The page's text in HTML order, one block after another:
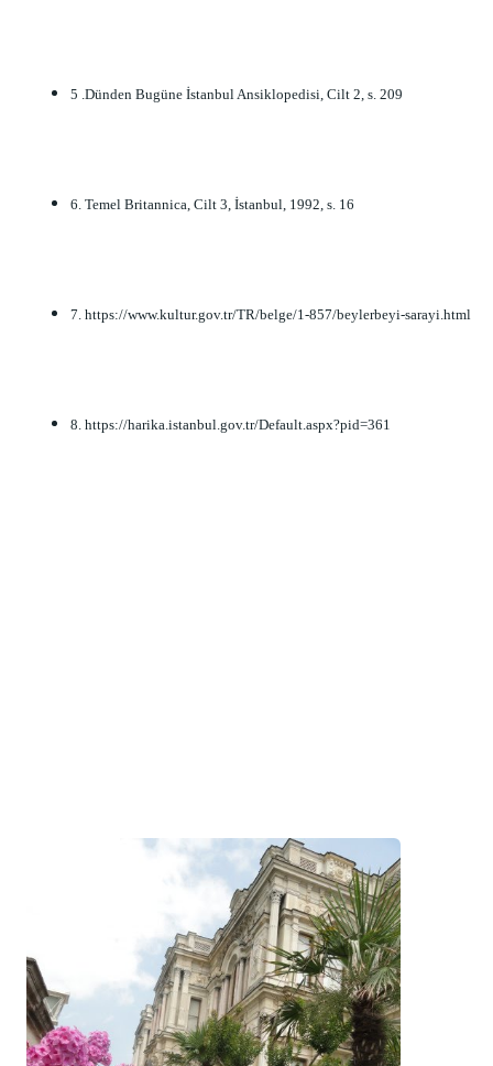
5 .Dünden Bugüne İstanbul Ansiklopedisi, Cilt 2, s. 209
6. Temel Britannica, Cilt 3, İstanbul, 1992, s. 16
7. https://www.kultur.gov.tr/TR/belge/1-857/beylerbeyi-sarayi.html
8. https://harika.istanbul.gov.tr/Default.aspx?pid=361